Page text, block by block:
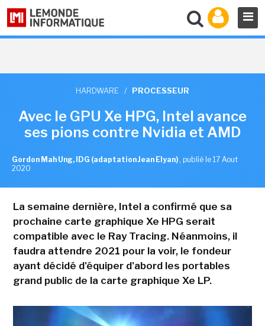
HARDWARE / PROCESSEUR
Avec le GPU Xe HPG, Intel avance
ses pions contre Nvidia et AMD
Gordon Mah Ung, IDG (adaptation Jean Elyan) , publié le 17 Aout
2020
La semaine dernière, Intel a confirmé que sa
prochaine carte graphique Xe HPG serait
compatible avec le Ray Tracing. Néanmoins, il
faudra attendre 2021 pour la voir, le fondeur
ayant décidé d'équiper d'abord les portables
grand public de la carte graphique Xe LP.